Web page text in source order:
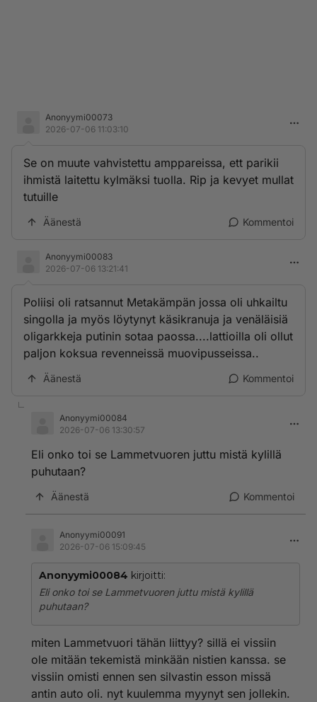
Anonyymi00073
2026-07-06 11:03:10
Se on muute vahvistettu amppareissa, ett parikii
ihmistä laitettu kylmäksi tuolla. Rip ja kevyet mullat
tutuille
Äänestä Kommentoi
Anonyymi00083
2026-07-06 13:21:41
Poliisi oli ratsannut Metakämpän jossa oli uhkailtu
singolla ja myös löytynyt käsikranuja ja venäläisiä
oligarkkeja putinin sotaa paossa....lattioilla oli ollut
paljon koksua revenneissä muovipusseissa..
Äänestä Kommentoi
Anonyymi00084
2026-07-06 13:30:57
Eli onko toi se Lammetvuoren juttu mistä kylillä
puhutaan?
Äänestä Kommentoi
Anonyymi00091
2026-07-06 15:09:45
Anonyymi00084 kirjoitti:
Eli onko toi se Lammetvuoren juttu mistä kylillä
puhutaan?
miten Lammetvuori tähän liittyy? sillä ei vissiin
ole mitään tekemistä minkään nistien kanssa. se
vissiin omisti ennen sen silvastin esson missä
antin auto oli. nyt kuulemma myynyt sen jollekin.